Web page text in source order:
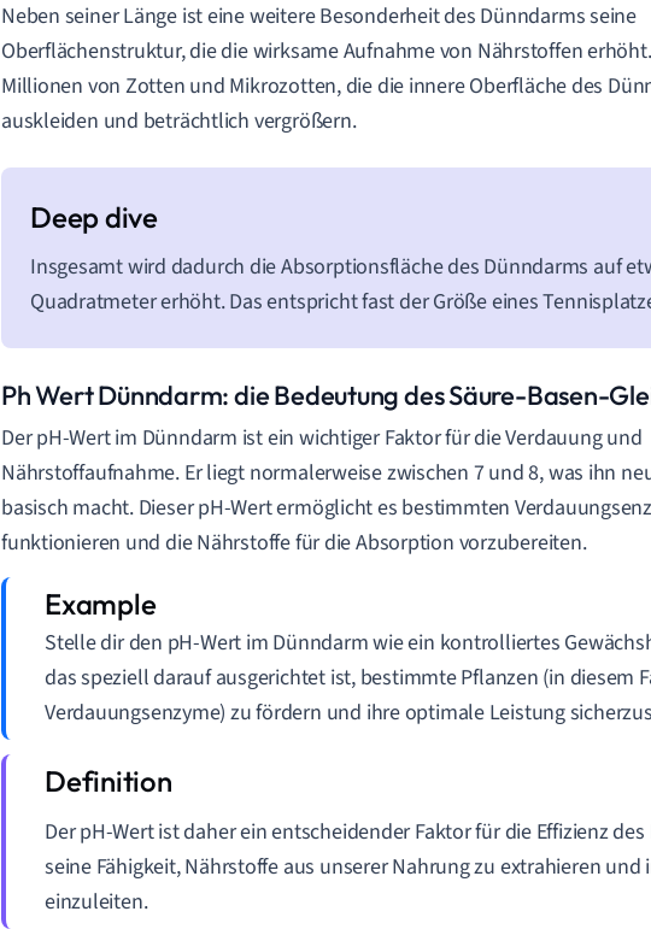
Neben seiner Länge ist eine weitere Besonderheit des Dünndarms seine
Oberflächenstruktur, die die wirksame Aufnahme von Nährstoffen
Millionen von Zotten und Mikrozotten, die die innere Oberfläche des
auskleiden und beträchtlich vergrößern.
Insgesamt wird dadurch die Absorptionsfläche des Dünndarms auf
Quadratmeter erhöht. Das entspricht fast der Größe eines
Ph Wert Dünndarm: die Bedeutung des Säure-Basen-
Der pH-Wert im Dünndarm ist ein wichtiger Faktor für die Verdauung und
Nährstoffaufnahme. Er liegt normalerweise zwischen 7 und 8, was ihn
basisch macht. Dieser pH-Wert ermöglicht es bestimmten
funktionieren und die Nährstoffe für die Absorption vorzubereiten.
Stelle dir den pH-Wert im Dünndarm wie ein kontrolliertes
das speziell darauf ausgerichtet ist, bestimmte Pflanzen (in diesem
Verdauungsenzyme) zu fördern und ihre optimale Leistung
Der pH-Wert ist daher ein entscheidender Faktor für die Effizienz
seine Fähigkeit, Nährstoffe aus unserer Nahrung zu extrahieren und
einzuleiten.